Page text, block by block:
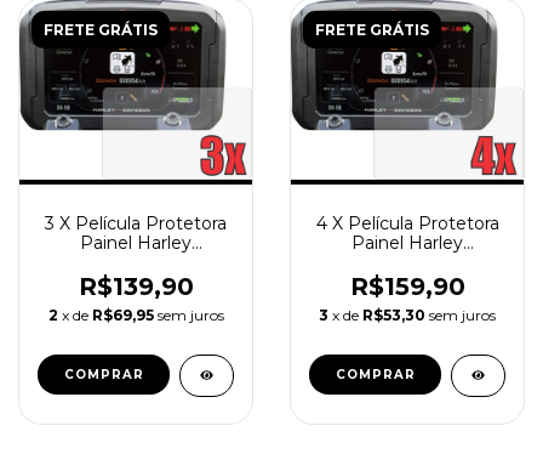
FRETE GRÁTIS
3 X Película Protetora
Painel Harley
R$139,90
2 x de R$69,95 sem juros
FRETE GRÁTIS
4 X Película Protetora
Painel Harley
R$159,90
3 x de R$53,30 sem juros